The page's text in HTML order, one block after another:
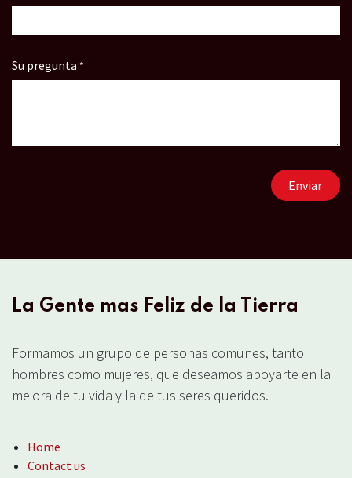
Su pregunta *
Enviar
La Gente mas Feliz de la Tierra
Formamos un grupo de personas comunes, tanto
hombres como mujeres, que deseamos apoyarte en la
mejora de tu vida y la de tus seres queridos.
Home
Contact us